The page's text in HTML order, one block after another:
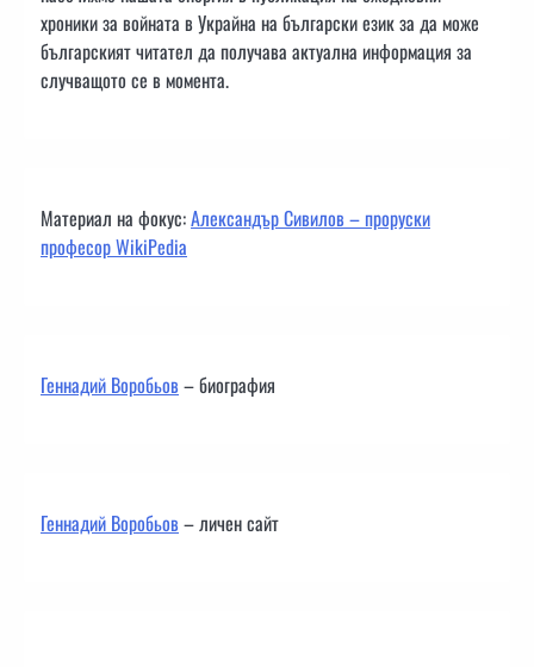
хроники за войната в Украйна на български език за да може
българският читател да получава актуална информация за
случващото се в момента.
Материал на фокус:Александър Сивилов – проруски
професор WikiPedia
Геннадий Воробьов– биография
Геннадий Воробьов– личен сайт